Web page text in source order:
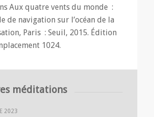
Aux quatre vents du monde :
de navigation sur l’océan de la
Paris : Seuil, 2015. Édition
1024.
méditations
2023